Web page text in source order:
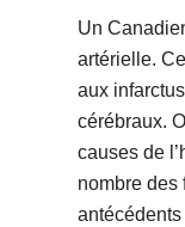
Un
artérielle.
aux
cérébraux.
causes de
nombre des
antécédents